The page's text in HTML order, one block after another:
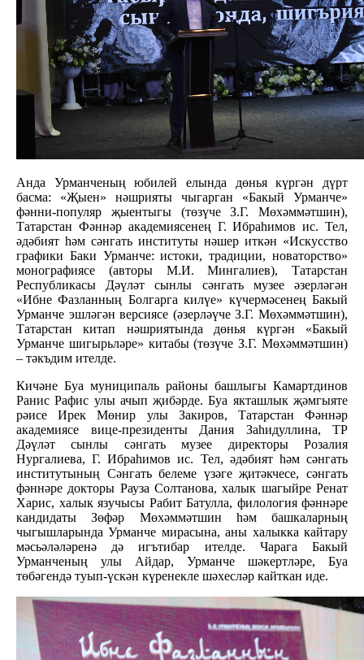
Анда Урманченың юбилей елында дөнья күргән дүрт
басма: «Җыен» нәшрияты чыгарган «Бакый Урманче»
фәнни-популяр җыентыгы (төзүче З.Г. Мөхәммәтшин),
Татарстан Фәннәр академиясенең Г. Ибраһимов ис. Тел,
әдәбият һәм сәнгать институты нәшер иткән «Искусство
графики Баки Урманче: истоки, традиции, новаторство»
монографиясе (авторы М.И. Мингалиев), Татарстан
Республикасы Дәүләт сынлы сәнгать музее әзерләгән
«Ибне Фазланның Болгарга килүе» күчермәсенең Бакый
Урманче эшләгән версиясе (әзерләүче З.Г. Мөхәммәтшин),
Татарстан китап нәшриятында дөнья күргән «Бакый
Урманче шигырьләре» китабы (төзүче З.Г. Мөхәммәтшин)
– тәкъдим ителде.
Кичәне Буа муниципаль районы башлыгы Камартдинов
Ранис Рафис улы ачып җибәрде. Буа якташлык җәмгыяте
рәисе Ирек Мөнир улы Закиров, Татарстан Фәннәр
академиясе вице-президенты Дания Заһидуллина, ТР
Дәүләт сынлы сәнгать музее директоры Розалия
Нургалиева, Г. Ибраһимов ис. Тел, әдәбият һәм сәнгать
институтының Сәнгать белеме үзәге җитәкчесе, сәнгать
фәннәре докторы Рауза Солтанова, халык шагыйре Ренат
Харис, халык язучысы Рабит Батулла, филология фәннәре
кандидаты Зөфәр Мөхәммәтшин һәм башкаларның
чыгышларында Урманче мирасына, аны халыкка кайтару
мәсьәләләренә дә игътибар ителде. Чарага Бакый
Урманченың улы Айдар, Урманче шәкертләре, Буа
төбәгендә туып-үскән күренекле шәхесләр кайткан иде.